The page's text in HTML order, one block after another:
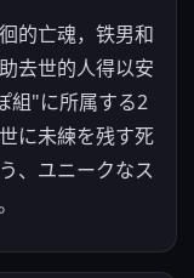
的亡魂，铁男和
去世的人得以安
組"に所属する2
に未練を残す死
、ユニークなス